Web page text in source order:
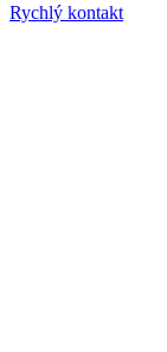
Rychlý kontakt